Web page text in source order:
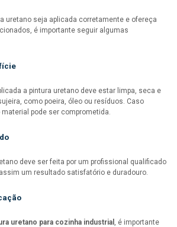
uretano seja aplicada corretamente e ofereça
é importante seguir algumas
a pintura uretano deve estar limpa, seca e
como poeira, óleo ou resíduos. Caso
pode ser comprometida.
deve ser feita por um profissional qualificado
um resultado satisfatório e duradouro.
uretano para cozinha industrial , é importante